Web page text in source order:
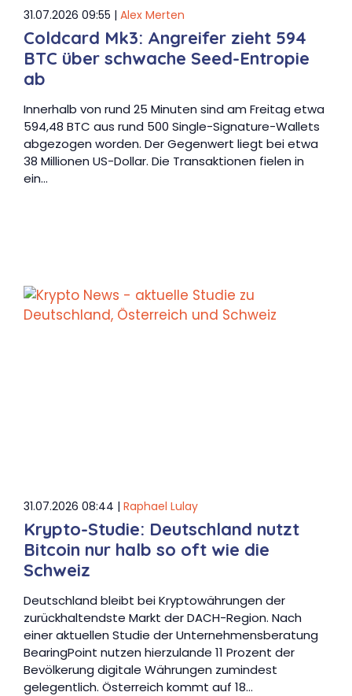
31.07.2026 09:55 | Alex Merten
Coldcard Mk3: Angreifer zieht 594
BTC über schwache Seed-Entropie
ab
Innerhalb von rund 25 Minuten sind am Freitag etwa
594,48 BTC aus rund 500 Single-Signature-Wallets
abgezogen worden. Der Gegenwert liegt bei etwa
38 Millionen US-Dollar. Die Transaktionen fielen in
ein…
31.07.2026 08:44 | Raphael Lulay
Krypto-Studie: Deutschland nutzt
Bitcoin nur halb so oft wie die
Schweiz
Deutschland bleibt bei Kryptowährungen der
zurückhaltendste Markt der DACH-Region. Nach
einer aktuellen Studie der Unternehmensberatung
BearingPoint nutzen hierzulande 11 Prozent der
Bevölkerung digitale Währungen zumindest
gelegentlich. Österreich kommt auf 18…